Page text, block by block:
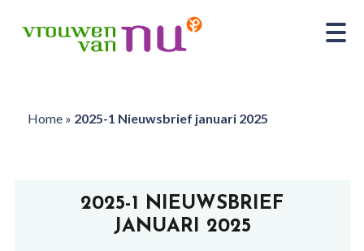
Home» 2025-1 Nieuwsbrief januari 2025
2025-1 NIEUWSBRIEF
JANUARI 2025